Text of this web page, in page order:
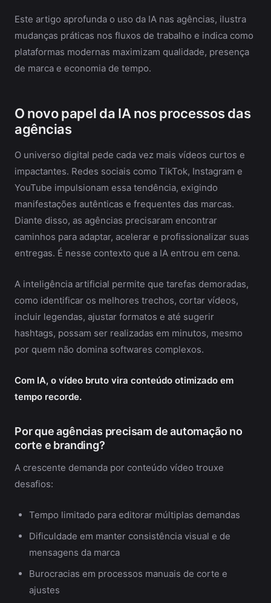
Este artigo aprofunda o uso da IA nas agências, ilustra
mudanças práticas nos fluxos de trabalho e indica como
plataformas modernas maximizam qualidade, presença
de marca e economia de tempo.
O novo papel da IA nos processos das
agências
O universo digital pede cada vez mais vídeos curtos e
impactantes. Redes sociais como TikTok, Instagram e
YouTube impulsionam essa tendência, exigindo
manifestações autênticas e frequentes das marcas.
Diante disso, as agências precisaram encontrar
caminhos para adaptar, acelerar e profissionalizar suas
entregas. É nesse contexto que a IA entrou em cena.
A inteligência artificial permite que tarefas demoradas,
como identificar os melhores trechos, cortar vídeos,
incluir legendas, ajustar formatos e até sugerir
hashtags, possam ser realizadas em minutos, mesmo
por quem não domina softwares complexos.
Com IA, o vídeo bruto vira conteúdo otimizado em
tempo recorde.
Por que agências precisam de automação no
corte e branding?
A crescente demanda por conteúdo vídeo trouxe
desafios:
Tempo limitado para editorar múltiplas demandas
Dificuldade em manter consistência visual e de
mensagens da marca
Burocracias em processos manuais de corte e
ajustes